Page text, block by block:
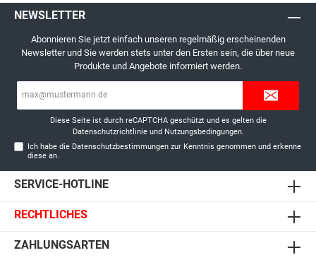
NEWSLETTER
Abonnieren Sie jetzt einfach unseren regelmäßig erscheinenden
Newsletter und Sie werden stets unter den Ersten sein, die über neue
Produkte und Angebote informiert werden.
Diese Seite ist durch reCAPTCHA geschützt und es gelten die
Datenschutzrichtlinieund Nutzungsbedingungen.
Ich habe die Datenschutzbestimmungen zur Kenntnis genommen und erkenne
diese an.
SERVICE-HOTLINE
RECHTLICHES
ZAHLUNGSARTEN